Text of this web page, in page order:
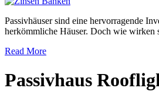
Passivhäuser sind eine hervorragende
herkömmliche Häuser. Doch wie wirken
Read More
Passivhaus